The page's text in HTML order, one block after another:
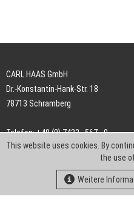
CARL HAAS GmbH
Dr.-Konstantin-Hank-Str. 18
78713 Schramberg
Telefon: +49 (0) 7422 . 567 - 0
Telefax: +49 (0) 7422 . 567 - 239
info-ch@kern-liebers.com
This website uses cookies. By
the use
Weitere